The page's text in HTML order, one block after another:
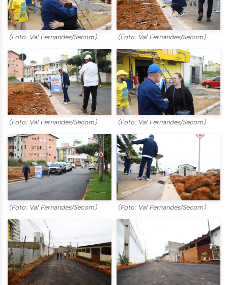
(Foto: Val Fernandes/Secom) (Foto: Val Fernandes/Secom)
(Foto: Val Fernandes/Secom) (Foto: Val Fernandes/Secom)
(Foto: Val Fernandes/Secom) (Foto: Val Fernandes/Secom)